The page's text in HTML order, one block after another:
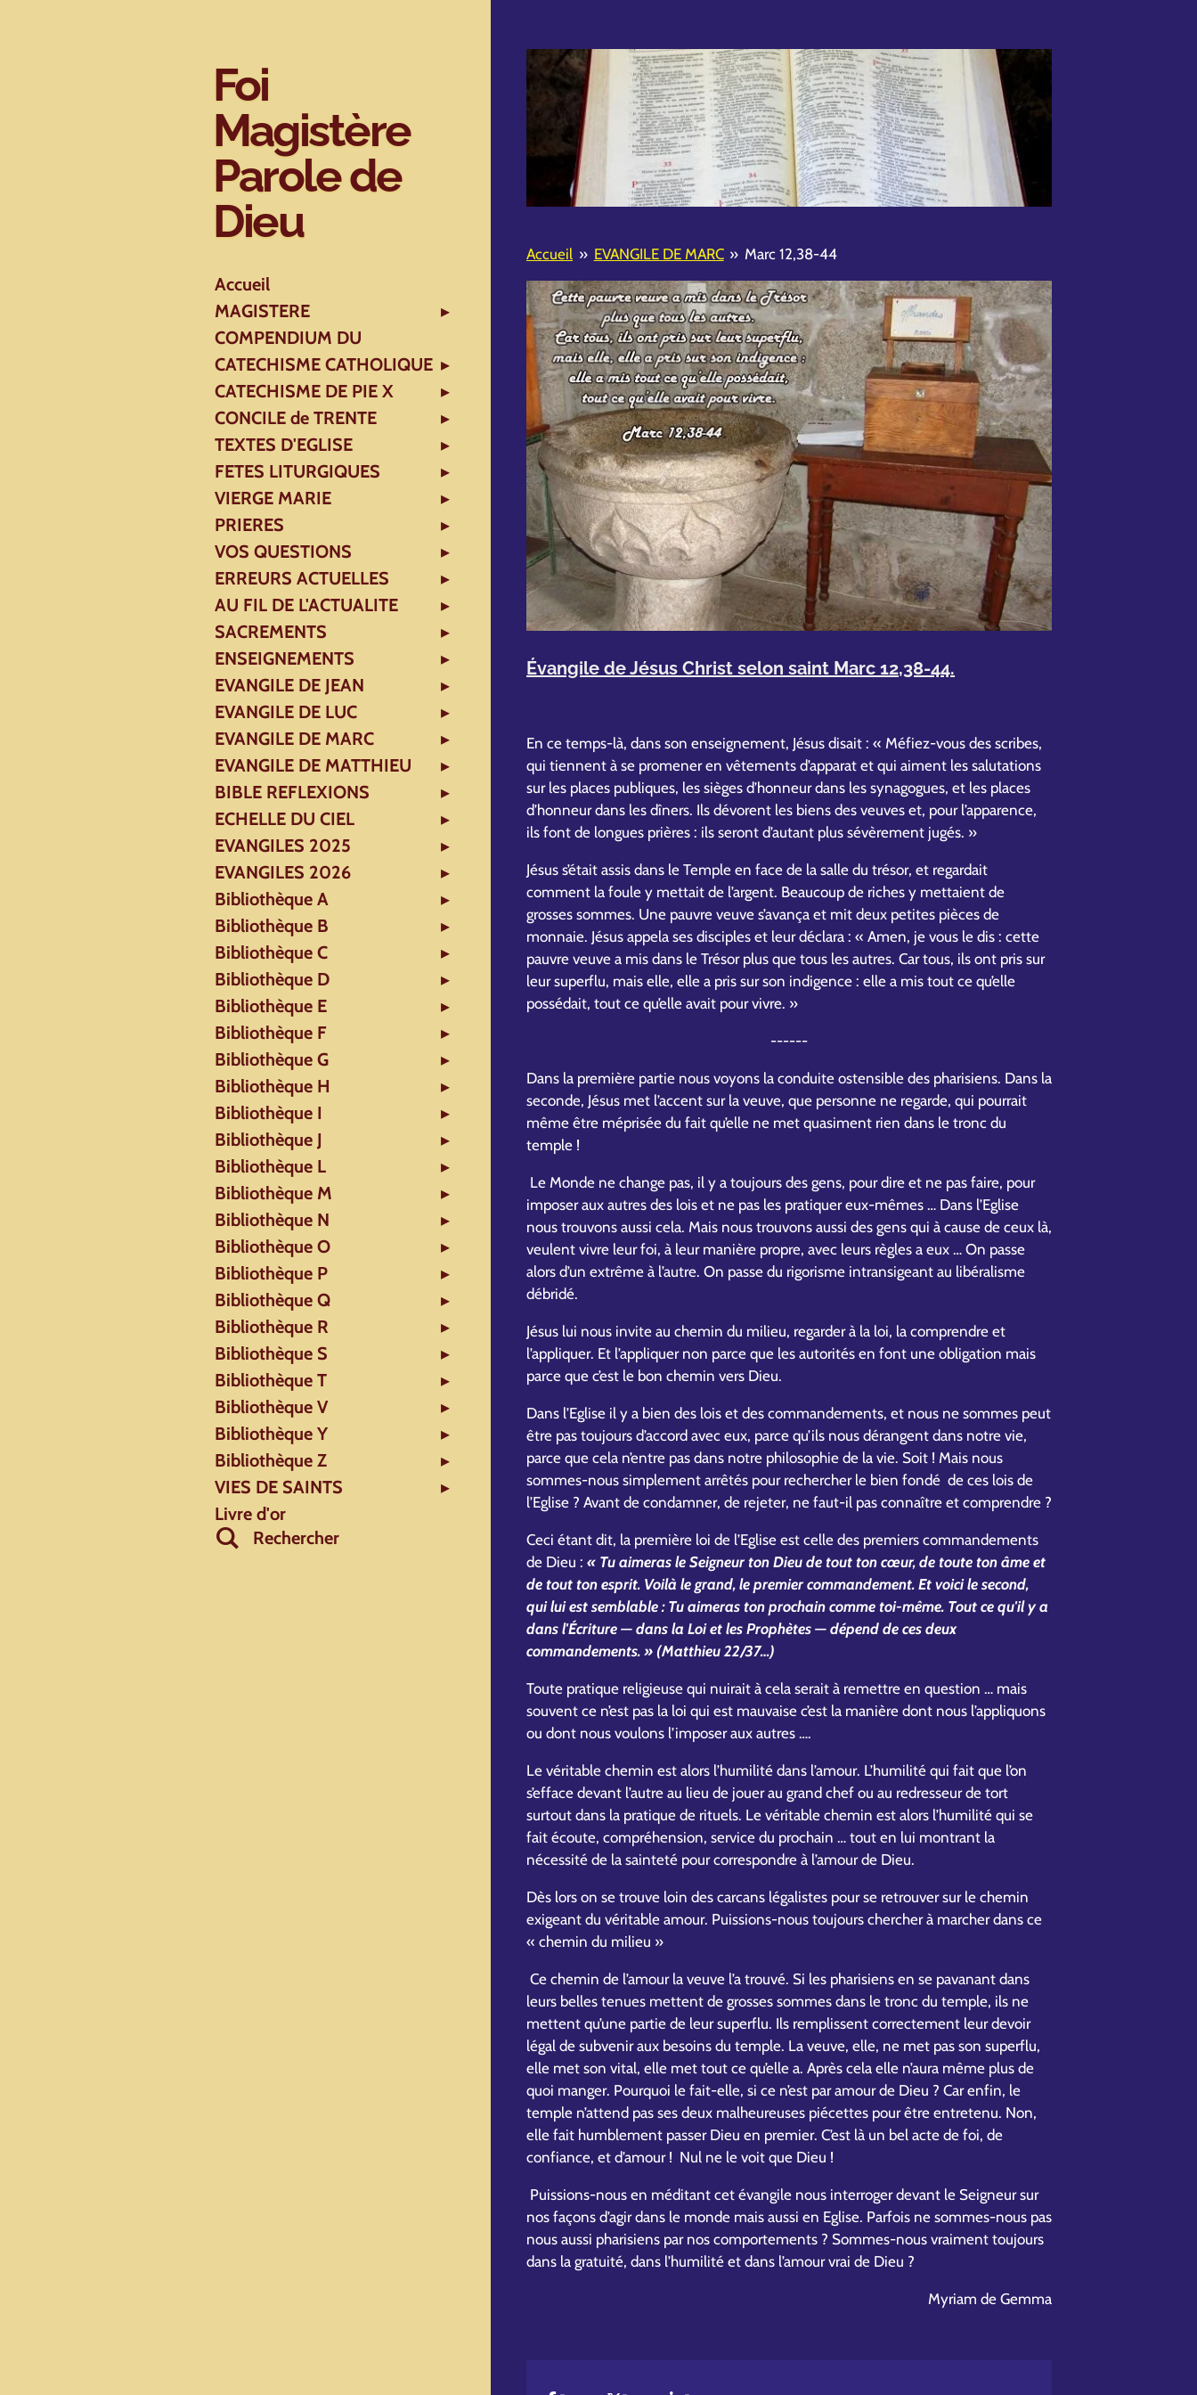
Accueil » EVANGILE DE MARC » Marc 12,38-44
Évangile de Jésus Christ selon saint Marc 12,38-44.
En ce temps-là, dans son enseignement, Jésus disait : « Méfiez-vous des scribes,
qui tiennent à se promener en vêtements d’apparat et qui aiment les salutations
sur les places publiques, les sièges d’honneur dans les synagogues, et les places
d’honneur dans les dîners. Ils dévorent les biens des veuves et, pour l’apparence,
ils font de longues prières : ils seront d’autant plus sévèrement jugés. »
Jésus s’était assis dans le Temple en face de la salle du trésor, et regardait
comment la foule y mettait de l’argent. Beaucoup de riches y mettaient de
grosses sommes. Une pauvre veuve s’avança et mit deux petites pièces de
monnaie. Jésus appela ses disciples et leur déclara : « Amen, je vous le dis : cette
pauvre veuve a mis dans le Trésor plus que tous les autres. Car tous, ils ont pris sur
leur superflu, mais elle, elle a pris sur son indigence : elle a mis tout ce qu’elle
possédait, tout ce qu’elle avait pour vivre. »
------
Dans la première partie nous voyons la conduite ostensible des pharisiens. Dans la
seconde, Jésus met l’accent sur la veuve, que personne ne regarde, qui pourrait
même être méprisée du fait qu’elle ne met quasiment rien dans le tronc du
temple !
Le Monde ne change pas, il y a toujours des gens, pour dire et ne pas faire, pour
imposer aux autres des lois et ne pas les pratiquer eux-mêmes … Dans l’Eglise
nous trouvons aussi cela. Mais nous trouvons aussi des gens qui à cause de ceux là,
veulent vivre leur foi, à leur manière propre, avec leurs règles a eux … On passe
alors d’un extrême à l’autre. On passe du rigorisme intransigeant au libéralisme
débridé.
Jésus lui nous invite au chemin du milieu, regarder à la loi, la comprendre et
l’appliquer. Et l’appliquer non parce que les autorités en font une obligation mais
parce que c’est le bon chemin vers Dieu.
Dans l’Eglise il y a bien des lois et des commandements, et nous ne sommes peut
être pas toujours d’accord avec eux, parce qu’ils nous dérangent dans notre vie,
parce que cela n’entre pas dans notre philosophie de la vie. Soit ! Mais nous
sommes-nous simplement arrêtés pour rechercher le bien fondé de ces lois de
l’Eglise ? Avant de condamner, de rejeter, ne faut-il pas connaître et comprendre ?
Ceci étant dit, la première loi de l’Eglise est celle des premiers commandements
de Dieu :« Tu aimeras le Seigneur ton Dieu de tout ton cœur, de toute ton âme et
de tout ton esprit. Voilà le grand, le premier commandement. Et voici le second,
qui lui est semblable : Tu aimeras ton prochain comme toi-même. Tout ce qu'il y a
dans l'Écriture — dans la Loi et les Prophètes — dépend de ces deux
commandements. » (Matthieu 22/37…)
Toute pratique religieuse qui nuirait à cela serait à remettre en question … mais
souvent ce n’est pas la loi qui est mauvaise c’est la manière dont nous l’appliquons
ou dont nous voulons l’imposer aux autres ….
Le véritable chemin est alors l’humilité dans l’amour. L’humilité qui fait que l’on
s’efface devant l’autre au lieu de jouer au grand chef ou au redresseur de tort
surtout dans la pratique de rituels. Le véritable chemin est alors l’humilité qui se
fait écoute, compréhension, service du prochain … tout en lui montrant la
nécessité de la sainteté pour correspondre à l’amour de Dieu.
Dès lors on se trouve loin des carcans légalistes pour se retrouver sur le chemin
exigeant du véritable amour. Puissions-nous toujours chercher à marcher dans ce
« chemin du milieu »
Ce chemin de l’amour la veuve l’a trouvé. Si les pharisiens en se pavanant dans
leurs belles tenues mettent de grosses sommes dans le tronc du temple, ils ne
mettent qu’une partie de leur superflu. Ils remplissent correctement leur devoir
légal de subvenir aux besoins du temple. La veuve, elle, ne met pas son superflu,
elle met son vital, elle met tout ce qu’elle a. Après cela elle n’aura même plus de
quoi manger. Pourquoi le fait-elle, si ce n’est par amour de Dieu ? Car enfin, le
temple n’attend pas ses deux malheureuses piécettes pour être entretenu. Non,
elle fait humblement passer Dieu en premier. C’est là un bel acte de foi, de
confiance, et d’amour ! Nul ne le voit que Dieu !
Puissions-nous en méditant cet évangile nous interroger devant le Seigneur sur
nos façons d’agir dans le monde mais aussi en Eglise. Parfois ne sommes-nous pas
nous aussi pharisiens par nos comportements ? Sommes-nous vraiment toujours
dans la gratuité, dans l’humilité et dans l’amour vrai de Dieu ?
Myriam de Gemma
Foi
Magistère
Parole de
Dieu
Accueil
MAGISTERE
COMPENDIUM DU
CATECHISME CATHOLIQUE
CATECHISME DE PIE X
CONCILE de TRENTE
TEXTES D'EGLISE
FETES LITURGIQUES
VIERGE MARIE
PRIERES
VOS QUESTIONS
ERREURS ACTUELLES
AU FIL DE L'ACTUALITE
SACREMENTS
ENSEIGNEMENTS
EVANGILE DE JEAN
EVANGILE DE LUC
EVANGILE DE MARC
EVANGILE DE MATTHIEU
BIBLE REFLEXIONS
ECHELLE DU CIEL
EVANGILES 2025
EVANGILES 2026
Bibliothèque A
Bibliothèque B
Bibliothèque C
Bibliothèque D
Bibliothèque E
Bibliothèque F
Bibliothèque G
Bibliothèque H
Bibliothèque I
Bibliothèque J
Bibliothèque L
Bibliothèque M
Bibliothèque N
Bibliothèque O
Bibliothèque P
Bibliothèque Q
Bibliothèque R
Bibliothèque S
Bibliothèque T
Bibliothèque V
Bibliothèque Y
Bibliothèque Z
VIES DE SAINTS
Livre d'or
Rechercher